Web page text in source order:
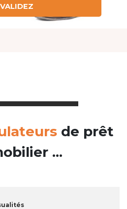
de prêt
...